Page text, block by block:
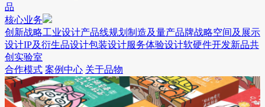
品
核心业务
创新战略工业设计产品线规划 制造及量产品牌战略空间及展示
设计IP及衍生品设计包装设计服务体验设计软硬件开发新品共
创实验室
合作模式 案例中心 关于品物